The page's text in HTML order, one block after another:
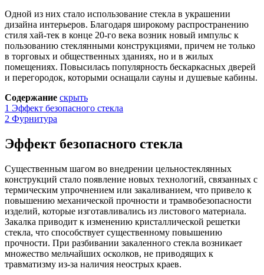
Одной из них стало использование стекла в украшении
дизайна интерьеров. Благодаря широкому распространению
стиля хай-тек в конце 20-го века возник новый импульс к
пользованию стеклянными конструкциями, причем не только
в торговых и общественных зданиях, но и в жилых
помещениях. Повысилась популярность бескаркасных дверей
и перегородок, которыми оснащали сауны и душевые кабины.
Содержание скрыть
1 Эффект безопасного стекла
2 Фурнитура
Эффект безопасного стекла
Существенным шагом во внедрении цельностеклянных
конструкций стало появление новых технологий, связанных с
термическим упрочнением или закаливанием, что привело к
повышению механической прочности и трамвобезопасности
изделий, которые изготавливались из листового материала.
Закалка приводит к изменению кристаллической решетки
стекла, что способствует существенному повышению
прочности. При разбивании закаленного стекла возникает
множество мельчайших осколков, не приводящих к
травматизму из-за наличия неострых краев.